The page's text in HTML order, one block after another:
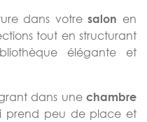
dans votresalon en
tout en structurant
élégante et
dans une chambre
prend peu de place et